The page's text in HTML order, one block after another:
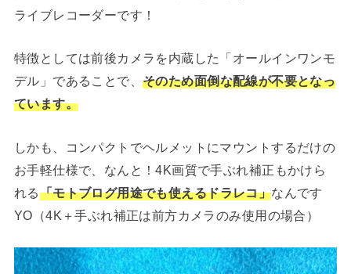
ライブレコーダーです！
特徴としては前後カメラを内蔵した「オールインワンモ
デル」であることで、そのため面倒な配線が不要となっ
ています。
しかも、コンパクトでヘルメットにマウントするだけの
お手軽仕様で、なんと！4K画質で手ぶれ補正もかけら
れる「モトブログ用途でも使えるドラレコ」なんです
YO（4K＋手ぶれ補正は前方カメラのみ使用の場合）